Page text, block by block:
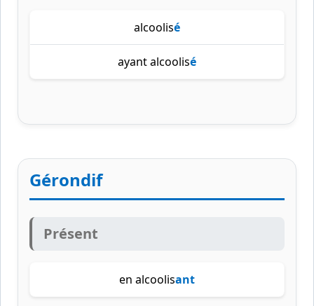
alcoolisé
ayant alcoolisé
Gérondif
Présent
en alcoolisant